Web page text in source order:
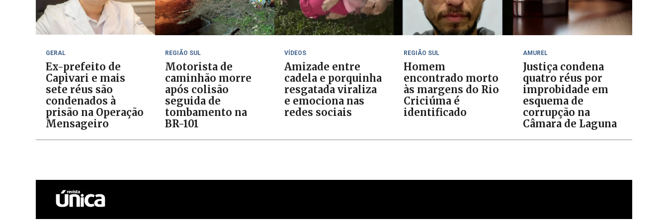
GERAL
Ex-prefeito de
Capivari e mais
sete réus são
condenados à
prisão na Operação
Mensageiro
REGIÃO SUL
Motorista de
caminhão morre
após colisão
seguida de
tombamento na
BR-101
VÍDEOS
Amizade entre
cadela e porquinha
resgatada viraliza
e emociona nas
redes sociais
REGIÃO SUL
Homem
encontrado morto
às margens do Rio
Criciúma é
identificado
AMUREL
Justiça condena
quatro réus por
improbidade em
esquema de
corrupção na
Câmara de Laguna